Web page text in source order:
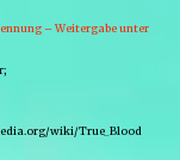
– Weitergabe unter
wiki/True_Blood